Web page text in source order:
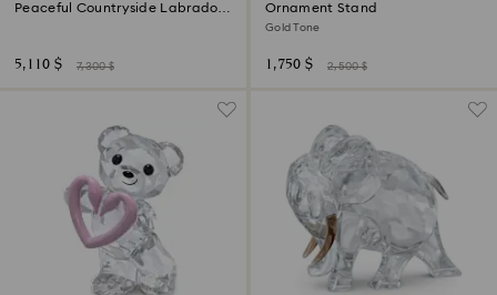
Peaceful Countryside Labrador
5,110 $ 7,300 $
Ornament Stand
Gold Tone
1,750 $ 2,500 $